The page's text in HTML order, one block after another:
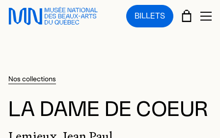
Sauter au menu principal
Sauter au contenu principal
Sauter au pied de page
BILLETS PANIER
Nos collections
LA DAME DE COEUR